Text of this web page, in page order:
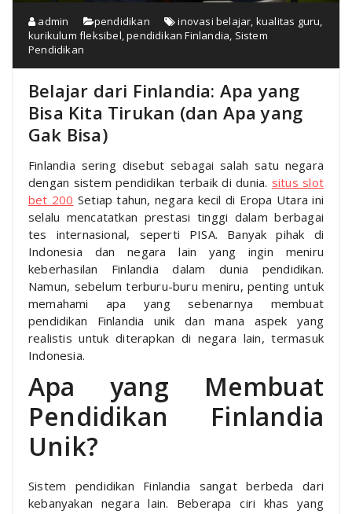
admin pendidikan inovasi belajar, kualitas guru,
kurikulum fleksibel,pendidikan Finlandia, Sistem
Pendidikan
Belajar dari Finlandia: Apa yang
Bisa Kita Tirukan (dan Apa yang
Gak Bisa)
Finlandia sering disebut sebagai salah satu negara
dengan sistem pendidikan terbaik di dunia. situs slot
bet 200 Setiap tahun, negara kecil di Eropa Utara ini
selalu mencatatkan prestasi tinggi dalam berbagai
tes internasional, seperti PISA. Banyak pihak di
Indonesia dan negara lain yang ingin meniru
keberhasilan Finlandia dalam dunia pendidikan.
Namun, sebelum terburu-buru meniru, penting untuk
memahami apa yang sebenarnya membuat
pendidikan Finlandia unik dan mana aspek yang
realistis untuk diterapkan di negara lain, termasuk
Indonesia.
Apa yang Membuat
Pendidikan Finlandia
Unik?
Sistem pendidikan Finlandia sangat berbeda dari
kebanyakan negara lain. Beberapa ciri khas yang